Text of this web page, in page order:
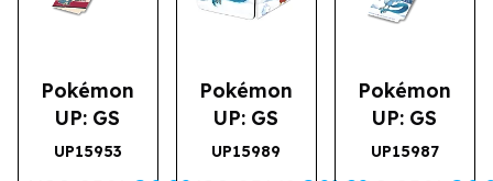
Pokémon
UP: GS
Snorlax
Akce
UP15953
Pokémon
UP: GS
Frosted
Akce
UP15989
Pokémon
UP: GS
Frosted
Akce
UP15987